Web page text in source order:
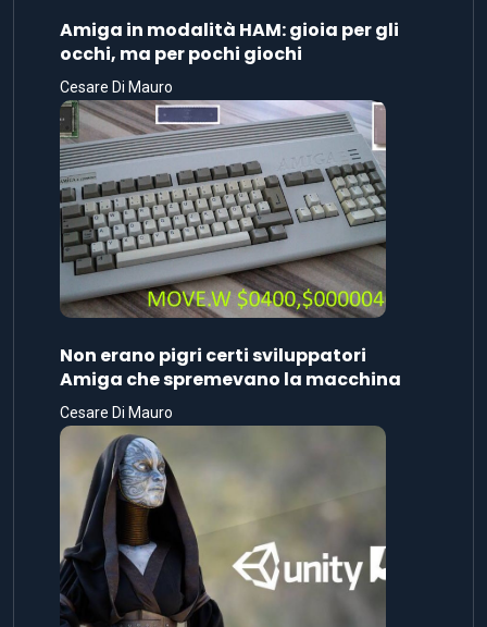
Non erano pigri certi sviluppatori
Amiga che spremevano la macchina
Cesare Di Mauro
Con Unity 3D è un gioco – Parte 2
Fabio Bonomo